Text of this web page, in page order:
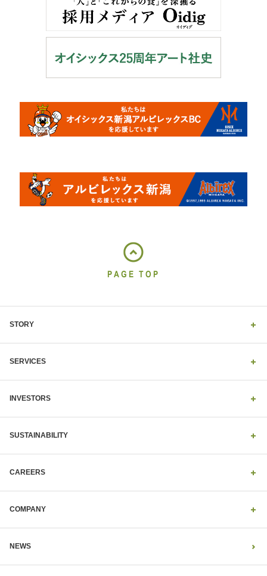
まいにち口に入れるもの、
体をつくるものが、何でできているか。
無添加でつくられた食品のありがたさを知ること。
私たちは一人でも多くの人に“本物”を届けたい。
“本質”を伝えたい。食卓を豊かにすることで、
一人でも多くの人の人生を豊かにしたい。
持続可能な社会を創造するために
電気を消すことで、ライフスタイルの転換を呼びかける「100万人のキャンド
ルナイト」や、海外支援のための基金、福島県の子どもたちに心と体を開放で
きる居場所を作るための活動などを行っています。
PAGE TOP
STORY
SERVICES
INVESTORS
SUSTAINABILITY
CAREERS
COMPANY
NEWS